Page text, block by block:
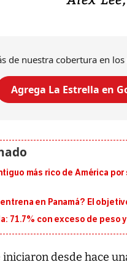
de nuestra cobertura en
Agrega La Estrella en
más rico de América
en Panamá? El
71.7% con exceso de peso
iniciaron desde hace